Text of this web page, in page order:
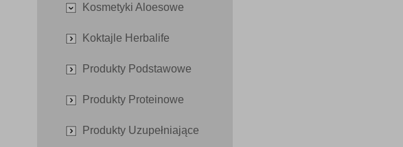
Kosmetyki Aloesowe
Koktajle Herbalife
Produkty Podstawowe
Produkty Proteinowe
Produkty Uzupełniające